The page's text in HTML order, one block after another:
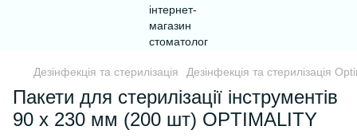
Дезінфекція та стерилізація Дезінфекція та стерилізація
Пакети для стерилізації інструментів
90 х 230 мм (200 шт) OPTIMALITY